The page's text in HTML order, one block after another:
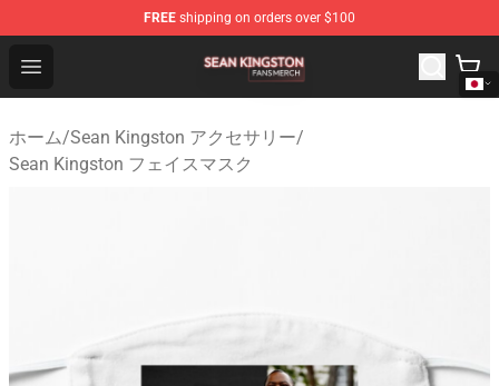
FREE shipping on orders over $100
Open menu
Sean Kingston Shop - Official Sean Kingston
ホーム/Sean Kingston アクセサリー/
Sean Kingston フェイスマスク